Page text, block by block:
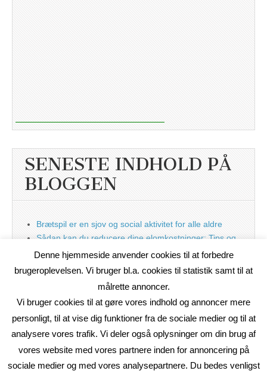
SENESTE INDHOLD PÅ
BLOGGEN
Brætspil er en sjov og social aktivitet for alle aldre
Sådan kan du reducere dine elomkostninger: Tips og
tricks til at spare på elprisen
Nu med blog
Denne hjemmeside anvender cookies til at forbedre
brugeroplevelsen. Vi bruger bl.a. cookies til statistik samt til at
målrette annoncer.
Vi bruger cookies til at gøre vores indhold og annoncer mere
personligt, til at vise dig funktioner fra de sociale medier og til at
analysere vores trafik. Vi deler også oplysninger om din brug af
vores website med vores partnere inden for annoncering på
sociale medier og med vores analysepartnere. Du bedes venligst